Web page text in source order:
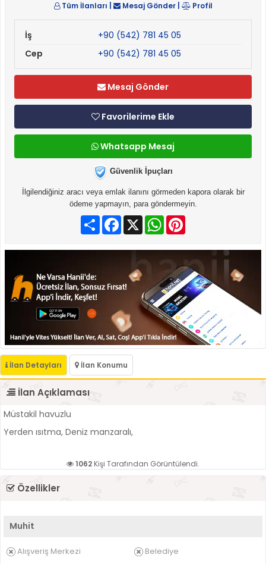
Tüm İlanları
Mesaj Gönder| Profil
İş
+90 (542) 781 45 05
Cep
+90 (542) 781 45 05
Mesaj Gönder
Favorilerime Ekle
Whatsapp Mesaj
Güvenlik İpuçları
İlgilendiğiniz aracı veya emlak ilanını görmeden kapora olarak bir
ödeme yapmayın, para göndermeyin.
PaylaşFacebook
X WhatsApp
İlan Detayları İlan Konumu
İlan Açıklaması
Müstakil havuzlu
Yerden ısıtma, Deniz manzaralı,
1062 Kişi Tarafından Görüntülendi.
Özellikler
Muhit
Alışveriş Merkezi
Belediye